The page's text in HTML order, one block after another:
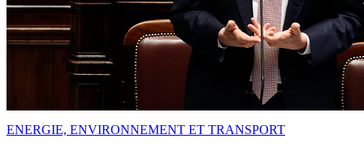
ENERGIE, ENVIRONNEMENT ET TRANSPORT